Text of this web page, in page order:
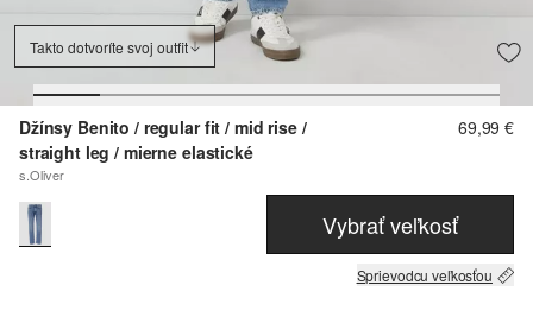
Takto dotvoríte svoj outfit
Džínsy Benito / regular fit / mid rise /
straight leg / mierne elastické
s.Oliver
69,99 €
Vybrať veľkosť
Sprievodcu veľkosťou